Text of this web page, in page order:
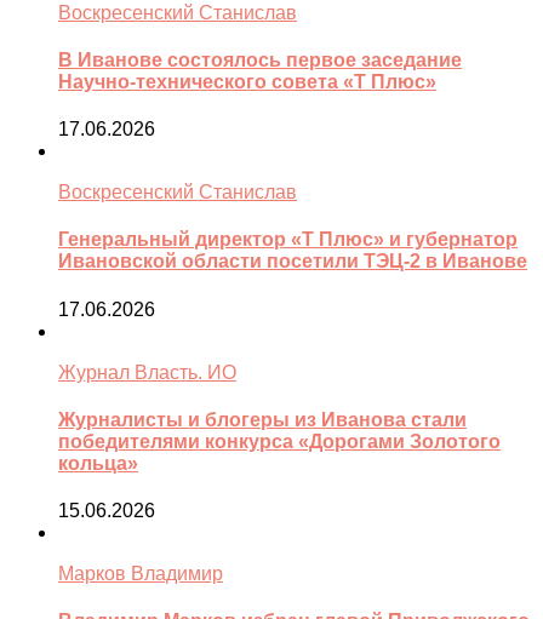
Воскресенский Станислав
В Иванове состоялось первое заседание
Научно-технического совета «Т Плюс»
17.06.2026
Воскресенский Станислав
Генеральный директор «Т Плюс» и губернатор
Ивановской области посетили ТЭЦ-2 в Иванове
17.06.2026
Журнал Власть. ИО
Журналисты и блогеры из Иванова стали
победителями конкурса «Дорогами Золотого
кольца»
15.06.2026
Марков Владимир